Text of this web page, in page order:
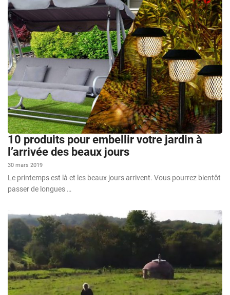
10 produits pour embellir votre jardin à
l’arrivée des beaux jours
30 mars 2019
Le printemps est là et les beaux jours arrivent. Vous pourrez bientôt
passer de longues …